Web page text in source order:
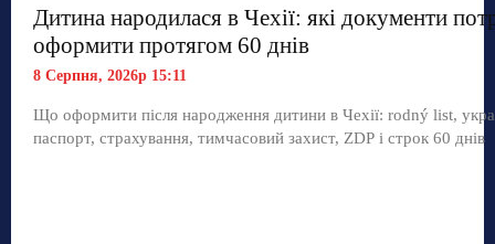
Дитина народилася в Чехії: які документи
оформити протягом 60 днів
8 Серпня, 2026р 15:11
Що оформити після народження дитини в Чехії: rodný list,
паспорт, страхування, тимчасовий захист, ZDP і строк 60 днів